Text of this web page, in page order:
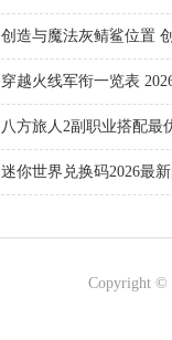
创造与魔法灰鲭鲨位置
穿越火线军衔一览表
八方旅人2副职业搭配最
选择推荐
迷你世界兑换码2026最
Copyright ©